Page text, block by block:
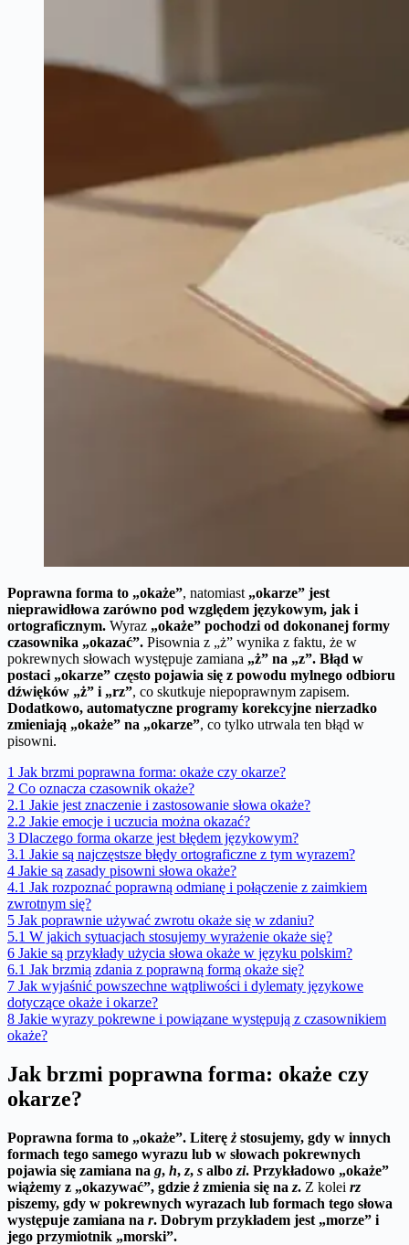
Poprawna forma to „okaże”, natomiast „okarze” jest
nieprawidłowa zarówno pod względem językowym, jak i
ortograficznym. Wyraz „okaże” pochodzi od dokonanej formy
czasownika „okazać”. Pisownia z „ż” wynika z faktu, że w
pokrewnych słowach występuje zamiana „ż” na „z”. Błąd w
postaci „okarze” często pojawia się z powodu mylnego odbioru
dźwięków „ż” i „rz”, co skutkuje niepoprawnym zapisem.
Dodatkowo, automatyczne programy korekcyjne nierzadko
zmieniają „okaże” na „okarze”, co tylko utrwala ten błąd w
pisowni.
1 Jak brzmi poprawna forma: okaże czy okarze?
2 Co oznacza czasownik okaże?
2.1 Jakie jest znaczenie i zastosowanie słowa okaże?
2.2 Jakie emocje i uczucia można okazać?
3 Dlaczego forma okarze jest błędem językowym?
3.1 Jakie są najczęstsze błędy ortograficzne z tym wyrazem?
4 Jakie są zasady pisowni słowa okaże?
4.1 Jak rozpoznać poprawną odmianę i połączenie z zaimkiem
zwrotnym się?
5 Jak poprawnie używać zwrotu okaże się w zdaniu?
5.1 W jakich sytuacjach stosujemy wyrażenie okaże się?
6 Jakie są przykłady użycia słowa okaże w języku polskim?
6.1 Jak brzmią zdania z poprawną formą okaże się?
7 Jak wyjaśnić powszechne wątpliwości i dylematy językowe
dotyczące okaże i okarze?
8 Jakie wyrazy pokrewne i powiązane występują z czasownikiem
okaże?
Jak brzmi poprawna forma: okaże czy
okarze?
Poprawna forma to „okaże”. Literę ż stosujemy, gdy w innych
formach tego samego wyrazu lub w słowach pokrewnych
pojawia się zamiana na g, h, z, s albo zi. Przykładowo „okaże”
wiążemy z „okazywać”, gdzie ż zmienia się na z. Z kolei rz
piszemy, gdy w pokrewnych wyrazach lub formach tego słowa
występuje zamiana na r. Dobrym przykładem jest „morze” i
jego przymiotnik „morski”.